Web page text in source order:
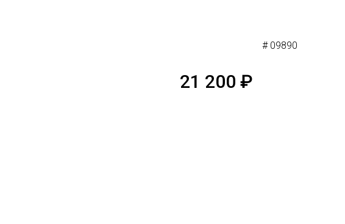
# 09890
21 200 ₽